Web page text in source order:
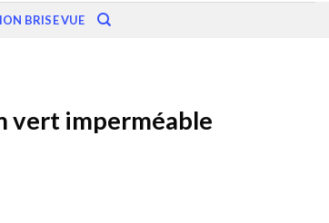
BRISE VUE
vert imperméable